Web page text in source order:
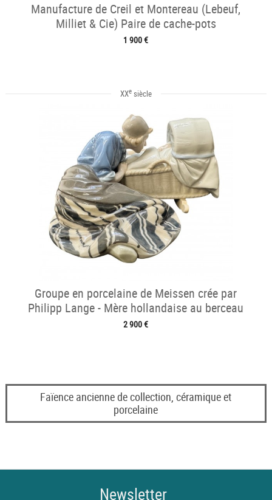
Manufacture de Creil et Montereau (Lebeuf,
Milliet & Cie) Paire de cache-pots
1 900 €
XXesiècle
Groupe en porcelaine de Meissen crée par
Philipp Lange - Mère hollandaise au berceau
2 900 €
Faïence ancienne de collection, céramique et
porcelaine
Newsletter